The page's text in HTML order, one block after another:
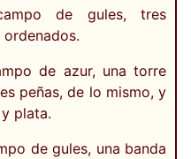
de gules, tres
de azur, una torre
peñas, de lo mismo, y
plata.
de gules, una banda